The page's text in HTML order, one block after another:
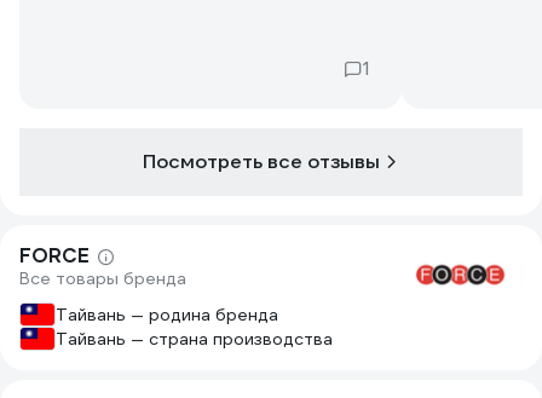
1
Посмотреть все отзывы
FORCE
Все товары бренда
Тайвань — родина бренда
Тайвань — страна производства